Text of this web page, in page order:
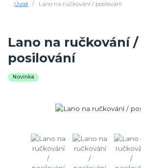
Úvod Lano na ručkování / posilování
Lano na ručkování /
posilování
Novinka